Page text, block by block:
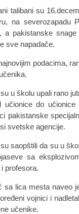
talibani su
na severozapadu
a pakistanske
sve napadače.
podacima,
u školu upali rano
učionice do
pakistanske
svetske agencije.
su saopštili da su u
sa
profesora.
sa lica mesta naveo
vojnici i
učenike.